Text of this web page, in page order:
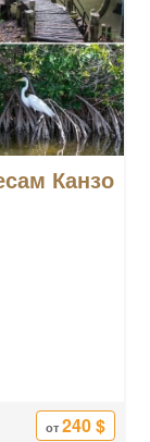
Канзо
от 240 $